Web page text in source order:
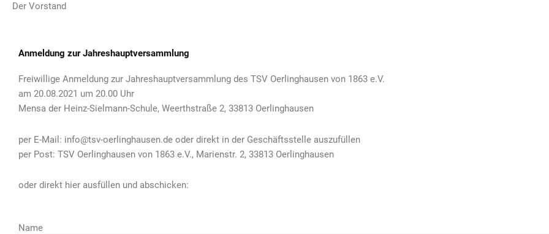
Der Vorstand
Anmeldung zur Jahreshauptversammlung
Freiwillige Anmeldung zur Jahreshauptversammlung des TSV Oerlinghausen von 1863 e.V.
am 20.08.2021 um 20.00 Uhr
Mensa der Heinz-Sielmann-Schule, Weerthstraße 2, 33813 Oerlinghausen
per E-Mail: info@tsv-oerlinghausen.de oder direkt in der Geschäftsstelle auszufüllen
per Post: TSV Oerlinghausen von 1863 e.V., Marienstr. 2, 33813 Oerlinghausen
oder direkt hier ausfüllen und abschicken:
Name